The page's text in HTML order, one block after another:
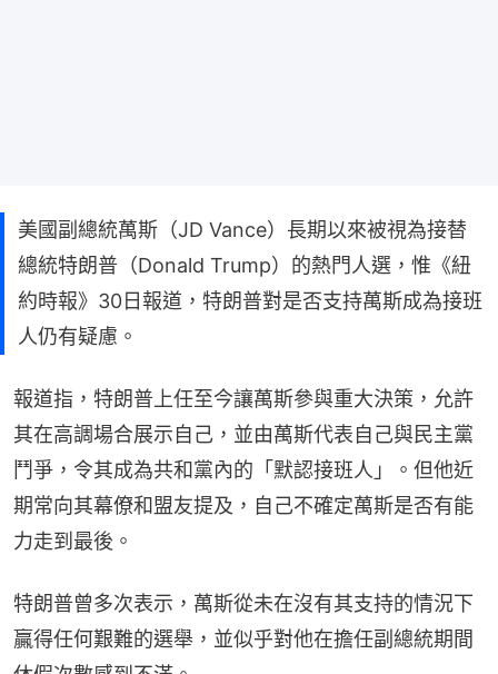
美國副總統萬斯（JD Vance）長期以來被視為接替
總統特朗普（Donald Trump）的熱門人選，惟《紐
約時報》30日報道，特朗普對是否支持萬斯成為接班
人仍有疑慮。
報道指，特朗普上任至今讓萬斯參與重大決策，允許
其在高調場合展示自己，並由萬斯代表自己與民主黨
鬥爭，令其成為共和黨內的「默認接班人」。但他近
期常向其幕僚和盟友提及，自己不確定萬斯是否有能
力走到最後。
特朗普曾多次表示，萬斯從未在沒有其支持的情況下
贏得任何艱難的選舉，並似乎對他在擔任副總統期間